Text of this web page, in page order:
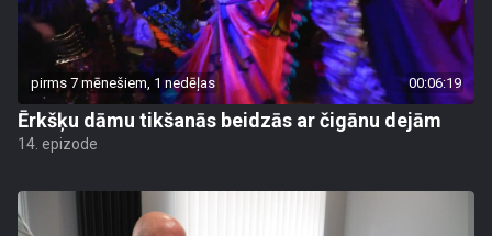
pirms 7 mēnešiem, 1 nedēļas 00:06:19
Ērkšķu dāmu tikšanās beidzās ar čigānu dejām
14. epizode